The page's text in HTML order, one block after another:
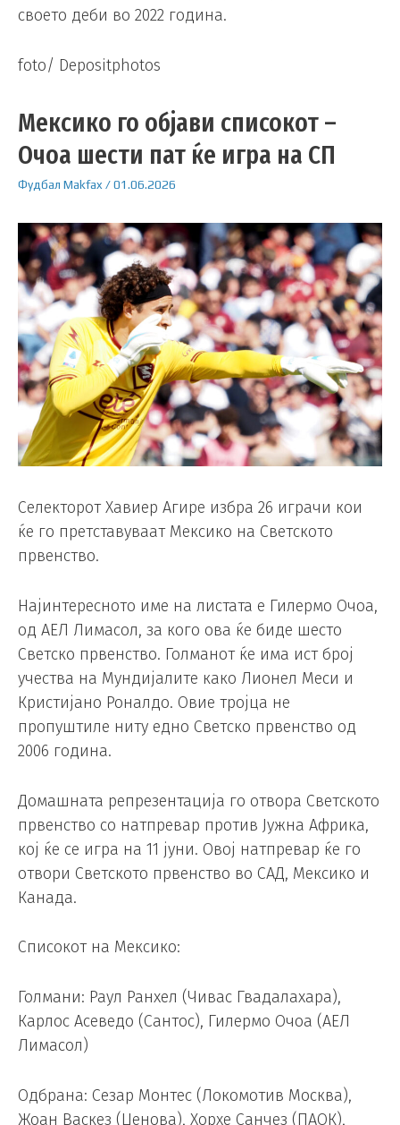
своето деби во 2022 година.
foto/ Depositphotos
Мексико го објави списокот –
Очоа шести пат ќе игра на СП
Фудбал Makfax/01.06.2026
Селекторот Хавиер Агире избра 26 играчи кои
ќе го претставуваат Мексико на Светското
првенство.
Најинтересното име на листата е Гилермо Очоа,
од АЕЛ Лимасол, за кого ова ќе биде шесто
Светско првенство. Голманот ќе има ист број
учества на Мундијалите како Лионел Меси и
Кристијано Роналдо. Овие тројца не
пропуштиле ниту едно Светско првенство од
2006 година.
Домашната репрезентација го отвора Светското
првенство со натпревар против Јужна Африка,
кој ќе се игра на 11 јуни. Овој натпревар ќе го
отвори Светското првенство во САД, Мексико и
Канада.
Списокот на Мексико:
Голмани: Раул Ранхел (Чивас Гвадалахара),
Карлос Асеведо (Сантос), Гилермо Очоа (АЕЛ
Лимасол)
Одбрана: Сезар Монтес (Локомотив Москва),
Жоан Васкез (Џенова), Хорхе Санчез (ПАОК),